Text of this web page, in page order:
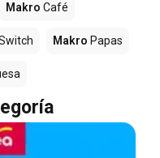
Makro Café
Makro Papas